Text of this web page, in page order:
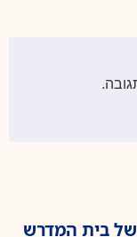
בית המדרש